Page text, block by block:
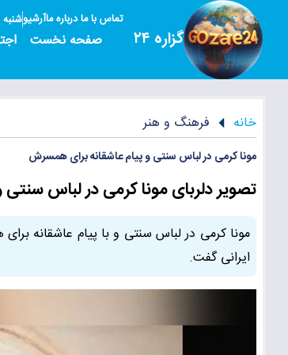
گزاره ۲۴
تماس با مادرباره ماآرشیوشنبه ۱۷ مرداد ۱۴۰۵
صفحه نخست
خانه فرهنگ و هنر
مونا کرمی در لباس سنتی و پیام عاشقانه برای همسرش
تصویر دلربای مونا کرمی در لباس
مونا کرمی در لباس سنتی و با پیام عاشقانه
ایرانی گفت.